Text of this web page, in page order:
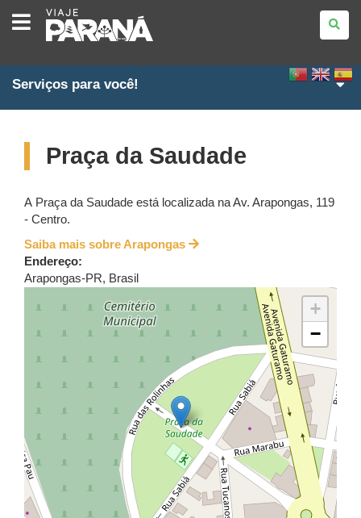
VIAJE
PARANÁ
Serviços para você!
Praça da Saudade
A Praça da Saudade está localizada na Av. Arapongas, 119
- Centro.
Saiba mais sobre Arapongas
Endereço:
Arapongas-PR, Brasil
+
−